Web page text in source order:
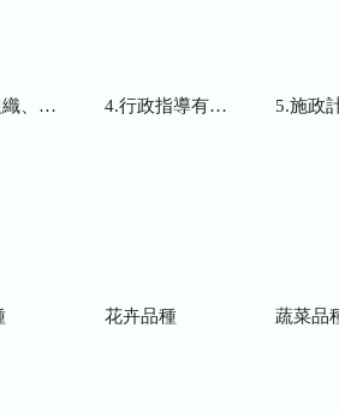
絡資訊 4.行政指導有關文書 5.施政計畫、業務
花卉品種 蔬菜品